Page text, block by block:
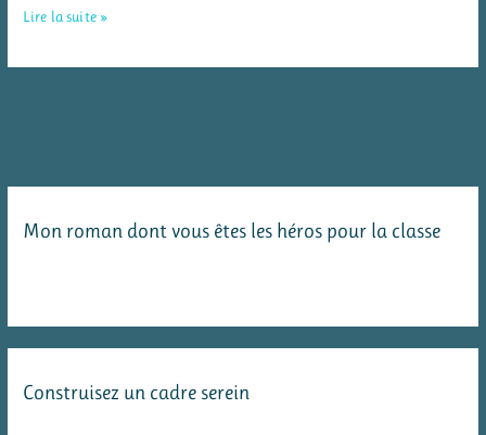
Une
Lire la suite »
Mon roman dont vous êtes les héros pour la classe
Construisez un cadre serein